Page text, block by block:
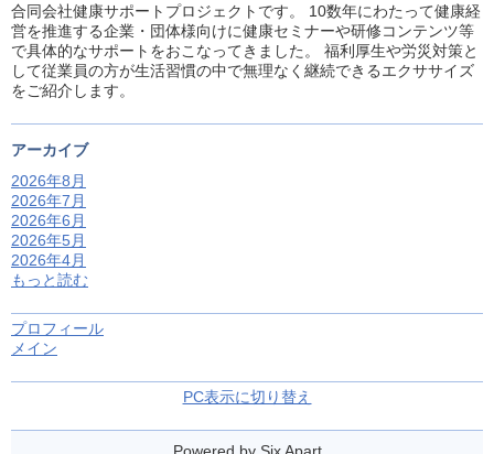
合同会社健康サポートプロジェクトです。 10数年にわたって健康経
営を推進する企業・団体様向けに健康セミナーや研修コンテンツ等
で具体的なサポートをおこなってきました。 福利厚生や労災対策と
して従業員の方が生活習慣の中で無理なく継続できるエクササイズ
をご紹介します。
アーカイブ
2026年8月
2026年7月
2026年6月
2026年5月
2026年4月
もっと読む
プロフィール
メイン
PC表示に切り替え
Powered by Six Apart